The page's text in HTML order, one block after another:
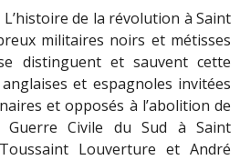
de la révolution à Saint
militaires noirs et métisses
distinguent et sauvent cette
et espagnoles invitées
et opposés à l’abolition de
Guerre Civile du Sud à Saint
Louverture et André